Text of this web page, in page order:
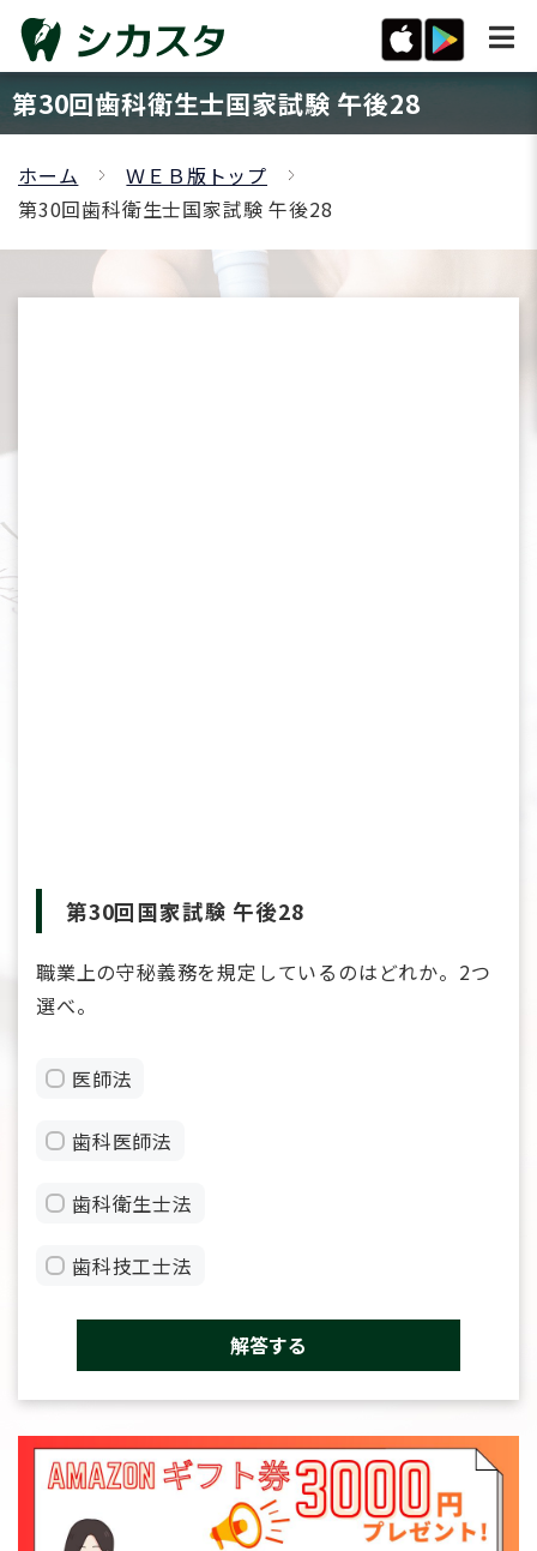
第30回歯科衛生士国家試験 午後28
ホーム
ＷＥＢ版トップ
第30回歯科衛生士国家試験 午後28
第30回国家試験 午後28
職業上の守秘義務を規定しているのはどれか。2つ
選べ。
医師法
歯科医師法
歯科衛生士法
歯科技工士法
解答する